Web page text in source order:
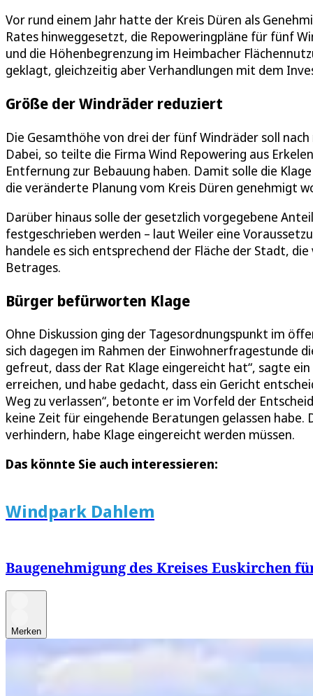
Vor rund einem Jahr hatte der Kreis Düren als
Rates hinweggesetzt, die Repoweringpläne für fünf
und die Höhenbegrenzung im Heimbacher
geklagt, gleichzeitig aber Verhandlungen mit dem
Größe der Windräder reduziert
Die Gesamthöhe von drei der fünf Windräder soll
Dabei, so teilte die Firma Wind Repowering aus
Entfernung zur Bebauung haben. Damit solle die
die veränderte Planung vom Kreis Düren genehmigt
Darüber hinaus solle der gesetzlich vorgegebene
festgeschrieben werden – laut Weiler eine
handele es sich entsprechend der Fläche der Stadt,
Betrages.
Bürger befürworten Klage
Ohne Diskussion ging der Tagesordnungspunkt im
sich dagegen im Rahmen der Einwohnerfragestunde
gefreut, dass der Rat Klage eingereicht hat“, sagte
erreichen, und habe gedacht, dass ein Gericht
Weg zu verlassen“, betonte er im Vorfeld der
keine Zeit für eingehende Beratungen gelassen habe.
verhindern, habe Klage eingereicht werden müssen.
Das könnte Sie auch interessieren:
Windpark Dahlem
Baugenehmigung des Kreises Euskirchen
Merken